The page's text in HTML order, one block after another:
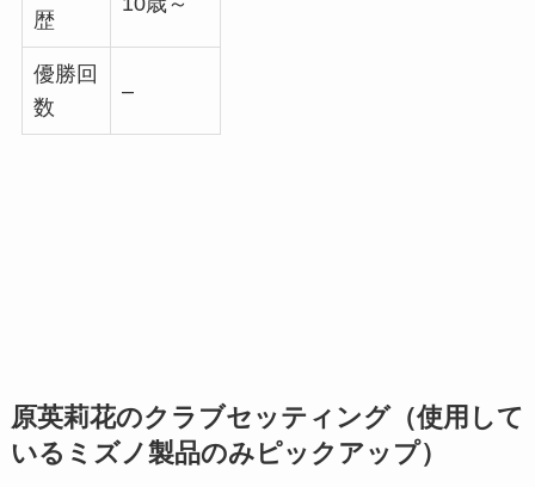
歴
優勝回
数
–
原英莉花のクラブセッティング（使用して
いるミズノ製品のみピックアップ）